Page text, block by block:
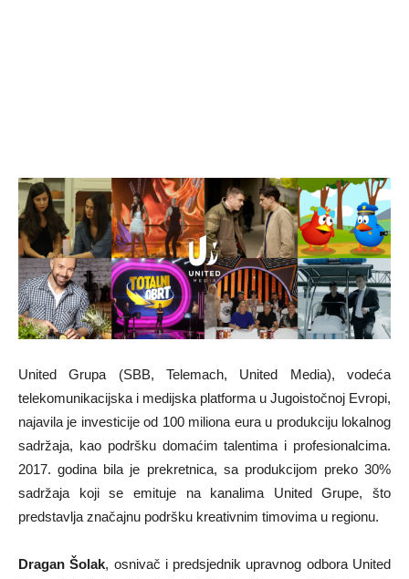
United Grupa (SBB, Telemach, United Media), vodeća
telekomunikacijska i medijska platforma u Jugoistočnoj Evropi,
najavila je investicije od 100 miliona eura u produkciju lokalnog
sadržaja, kao podršku domaćim talentima i profesionalcima.
2017. godina bila je prekretnica, sa produkcijom preko 30%
sadržaja koji se emituje na kanalima United Grupe, što
predstavlja značajnu podršku kreativnim timovima u regionu.
Dragan Šolak, osnivač i predsjednik upravnog odbora United